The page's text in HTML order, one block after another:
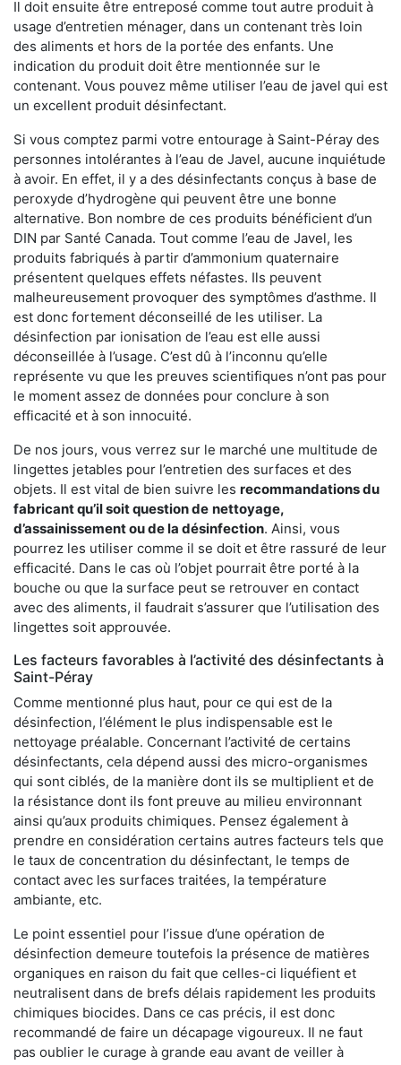
Il doit ensuite être entreposé comme tout autre produit à
usage d’entretien ménager, dans un contenant très loin
des aliments et hors de la portée des enfants. Une
indication du produit doit être mentionnée sur le
contenant. Vous pouvez même utiliser l’eau de javel qui est
un excellent produit désinfectant.
Si vous comptez parmi votre entourage à Saint-Péray des
personnes intolérantes à l’eau de Javel, aucune inquiétude
à avoir. En effet, il y a des désinfectants conçus à base de
peroxyde d’hydrogène qui peuvent être une bonne
alternative. Bon nombre de ces produits bénéficient d’un
DIN par Santé Canada. Tout comme l’eau de Javel, les
produits fabriqués à partir d’ammonium quaternaire
présentent quelques effets néfastes. Ils peuvent
malheureusement provoquer des symptômes d’asthme. Il
est donc fortement déconseillé de les utiliser. La
désinfection par ionisation de l’eau est elle aussi
déconseillée à l’usage. C’est dû à l’inconnu qu’elle
représente vu que les preuves scientifiques n’ont pas pour
le moment assez de données pour conclure à son
efficacité et à son innocuité.
De nos jours, vous verrez sur le marché une multitude de
lingettes jetables pour l’entretien des surfaces et des
objets. Il est vital de bien suivre les recommandations du
fabricant qu’il soit question de nettoyage,
d’assainissement ou de la désinfection. Ainsi, vous
pourrez les utiliser comme il se doit et être rassuré de leur
efficacité. Dans le cas où l’objet pourrait être porté à la
bouche ou que la surface peut se retrouver en contact
avec des aliments, il faudrait s’assurer que l’utilisation des
lingettes soit approuvée.
Les facteurs favorables à l’activité des désinfectants à
Saint-Péray
Comme mentionné plus haut, pour ce qui est de la
désinfection, l’élément le plus indispensable est le
nettoyage préalable. Concernant l’activité de certains
désinfectants, cela dépend aussi des micro-organismes
qui sont ciblés, de la manière dont ils se multiplient et de
la résistance dont ils font preuve au milieu environnant
ainsi qu’aux produits chimiques. Pensez également à
prendre en considération certains autres facteurs tels que
le taux de concentration du désinfectant, le temps de
contact avec les surfaces traitées, la température
ambiante, etc.
Le point essentiel pour l’issue d’une opération de
désinfection demeure toutefois la présence de matières
organiques en raison du fait que celles-ci liquéfient et
neutralisent dans de brefs délais rapidement les produits
chimiques biocides. Dans ce cas précis, il est donc
recommandé de faire un décapage vigoureux. Il ne faut
pas oublier le curage à grande eau avant de veiller à